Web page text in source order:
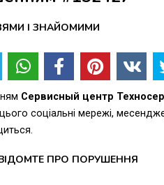
І ЗНАЙОМИМИ
Сервисный центр
соціальні мережі,
ПРО ПОРУШЕННЯ